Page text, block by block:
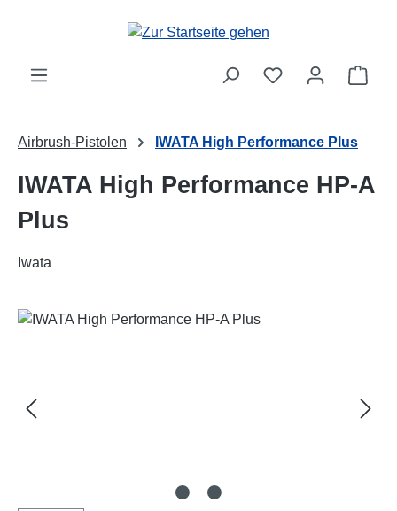
Zum Hauptinhalt springen
Airbrush-Pistolen IWATA High Performance Plus
IWATA High Performance HP-A
Plus
Iwata
Bildergalerie überspringen